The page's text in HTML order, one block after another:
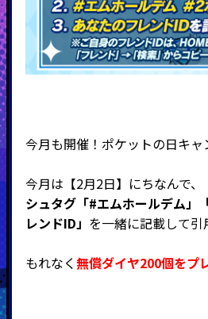
今月も開催！ポケットの日キャ
今月は【2月2日】にちなんで、
シュタグ「#エムホールデム」
レンドID」 を一緒に記載して引
もれなく 無償ダイヤ200個をプ